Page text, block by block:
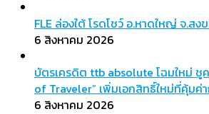
FLE ล่องใต้ โรดโชว์ อ.หาดใหญ่ จ.ส
6 สิงหาคม 2026
บัตรเครดิต ttb absolute โฉมใหม่ ชู
of Traveler” เพิ่มเอกสิทธิ์ใหม่ที่คุ้มค่
6 สิงหาคม 2026